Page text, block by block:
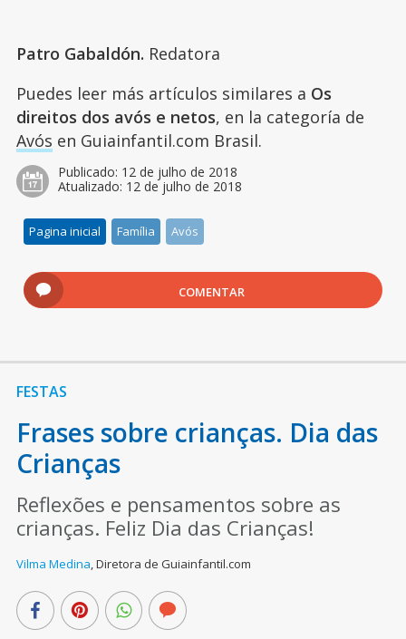
Patro Gabaldón. Redatora
Puedes leer más artículos similares a Os
direitos dos avós e netos, en la categoría de
Avós en Guiainfantil.com Brasil.
Publicado: 12 de julho de 2018
Atualizado: 12 de julho de 2018
Pagina inicial Família Avós
COMENTAR
FESTAS
Frases sobre crianças. Dia das
Crianças
Reflexões e pensamentos sobre as
crianças. Feliz Dia das Crianças!
Vilma Medina Diretora de Guiainfantil.com